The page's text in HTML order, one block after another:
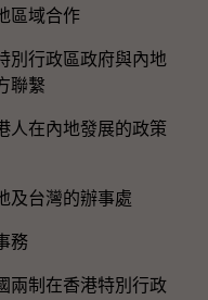
區域合作
別行政區政府與內地
聯繫
人在內地發展的政策
及台灣的辦事處
務
兩制在香港特別行政